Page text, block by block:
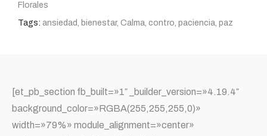
Florales
Tags: ansiedad, bienestar, Calma, contro, paciencia, paz
[et_pb_section fb_built=»1″ _builder_version=»4.19.4″
background_color=»RGBA(255,255,255,0)»
width=»79%» module_alignment=»center»